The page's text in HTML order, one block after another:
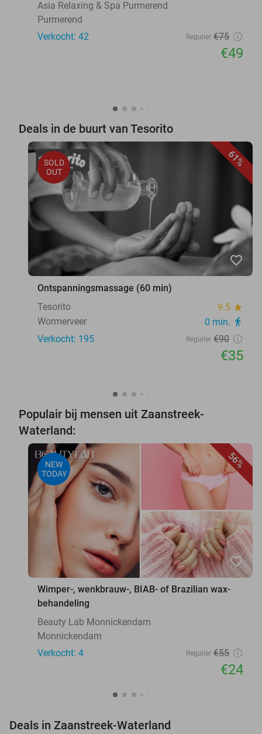
Asia Relaxing & Spa Purmerend
Purmerend
Verkocht: 42
Regulier €75
€49
Deals in de buurt van Tesorito
61%
SOLD
OUT
favorite_border
Ontspanningsmassage (60 min)
Tesorito
9.5 star
Wormerveer 0 min. directions_walk
Verkocht: 195 Regulier €90
€35
Populair bij mensen uit Zaanstreek-
Waterland:
56%
NEW
TODAY
favorite_border
Wimper-, wenkbrauw-, BIAB- of Brazilian wax-
behandeling
Beauty Lab Monnickendam
Monnickendam
Verkocht: 4
Regulier €55
€24
Deals in Zaanstreek-Waterland